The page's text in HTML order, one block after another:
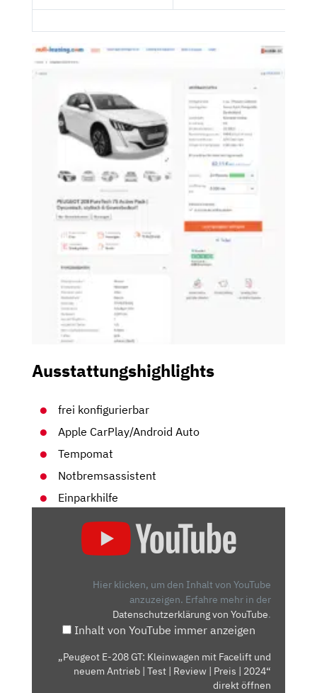
Ausstattungshighlights
frei konfigurierbar
Apple CarPlay/Android Auto
Tempomat
Notbremsassistent
Einparkhilfe
KLEINWAGEN
NEUEM
ANTRIEB
Hier klicken, um den Inhalt von YouTube
anzuzeigen. Erfahre mehr in der
Datenschutzerklärung von YouTube.
Inhalt von YouTube immer anzeigen
„Peugeot E-208 GT: Kleinwagen mit Facelift und
neuem Antrieb | Test | Review | Preis | 2024“
direkt öffnen